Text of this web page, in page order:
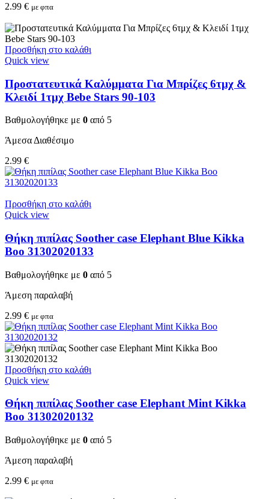
2.99 € με φπα
Προσθήκη στο καλάθι
Quick view
Προστατευτικά Καλύμματα Για Μπρίζες 6τμχ &
Κλειδί 1τμχ Bebe Stars 90-103
Βαθμολογήθηκε με 0 από 5
Άμεσα Διαθέσιμο
2.99 €
Προσθήκη στο καλάθι
Quick view
Θήκη πιπίλας Soother case Elephant Blue Kikka
Boo 31302020133
Βαθμολογήθηκε με 0 από 5
Άμεση παραλαβή
2.99 € με φπα
Προσθήκη στο καλάθι
Quick view
Θήκη πιπίλας Soother case Elephant Mint Kikka
Boo 31302020132
Βαθμολογήθηκε με 0 από 5
Άμεση παραλαβή
2.99 € με φπα